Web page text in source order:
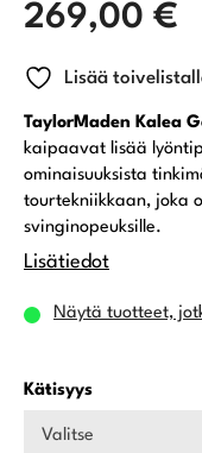
269,00 €
Lisää
TaylorMaden Kalea
kaipaavat lisää
ominaisuuksista
tourtekniikkaan, joka
svinginopeuksille.
Lisätiedot
Näytä tuotteet,
Kätisyys
Valitse